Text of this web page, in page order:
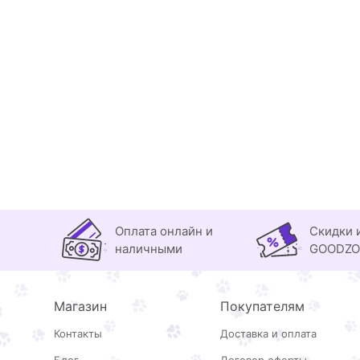
Оплата онлайн и
наличными
Скидки
Магазин
Контакты
Покупателям
Доставка и оплата